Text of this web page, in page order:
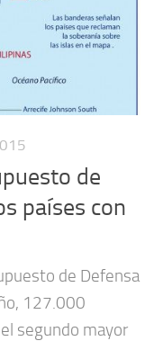
de
países con
de Defensa
127.000
segundo mayor